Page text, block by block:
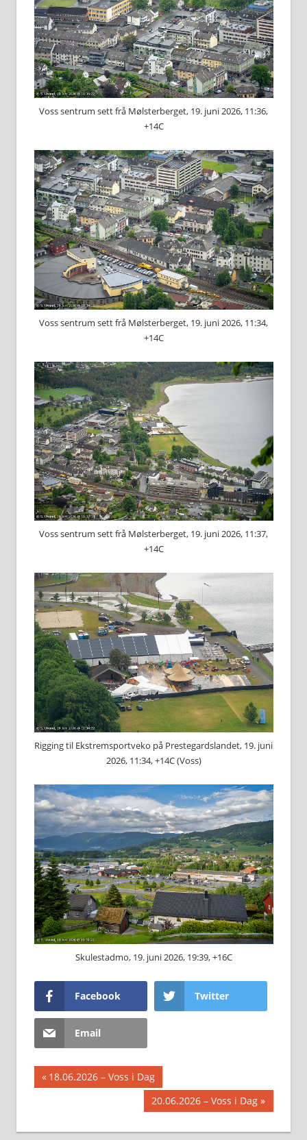
Voss sentrum sett frå Mølsterberget, 19. juni 2026, 11:36,
+14C
Voss sentrum sett frå Mølsterberget, 19. juni 2026, 11:34,
+14C
Voss sentrum sett frå Mølsterberget, 19. juni 2026, 11:37,
+14C
Rigging til Ekstremsportveko på Prestegardslandet, 19. juni
2026, 11:34, +14C (Voss)
Skulestadmo, 19. juni 2026, 19:39, +16C
Facebook Twitter
Email
Innleggsnavigasjon
Previous
Post:
18.06.2026 – Voss i Dag
Next
20.06.2026 – Voss i Dag